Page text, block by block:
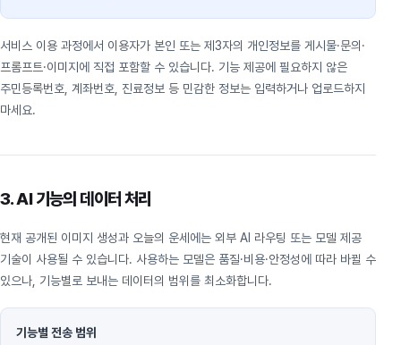
서비스 이용 과정에서 이용자가 본인 또는 제3자의 개인정보를 게시물·문의·
프롬프트·이미지에 직접 포함할 수 있습니다. 기능 제공에 필요하지 않은
주민등록번호, 계좌번호, 진료정보 등 민감한 정보는 입력하거나 업로드하지
마세요.
3. AI 기능의 데이터 처리
현재 공개된 이미지 생성과 오늘의 운세에는 외부 AI 라우팅 또는 모델 제공
기술이 사용될 수 있습니다. 사용하는 모델은 품질·비용·안정성에 따라 바뀔 수
있으나, 기능별로 보내는 데이터의 범위를 최소화합니다.
기능별 전송 범위